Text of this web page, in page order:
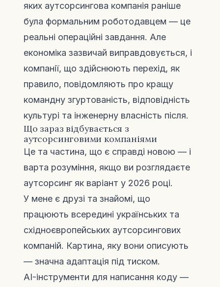
яких аутсорсингова компанія раніше
була формальним роботодавцем — це
реальні операційні завдання. Але
економіка зазвичай виправдовується, і
компанії, що здійснюють перехід, як
правило, повідомляють про кращу
командну згуртованість, відповідність
культурі та інженерну власність після.
Що зараз відбувається з
аутсорсинговими компаніями
Це та частина, що є справді новою — і
варта розуміння, якщо ви розглядаєте
аутсорсинг як варіант у 2026 році.
У мене є друзі та знайомі, що
працюють всередині українських та
східноєвропейських аутсорсингових
компаній. Картина, яку вони описують
— значна адаптація під тиском.
AI-інструменти для написання коду —